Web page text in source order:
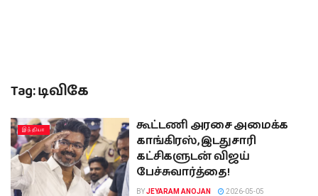
Tag:டிவிகே
இந்தியா
கூட்டணி அரசை அமைக்க
காங்கிரஸ், இடதுசாரி
கட்சிகளுடன் விஜய்
பேச்சுவார்த்தை!
BYJEYARAM ANOJAN 2026-05-05